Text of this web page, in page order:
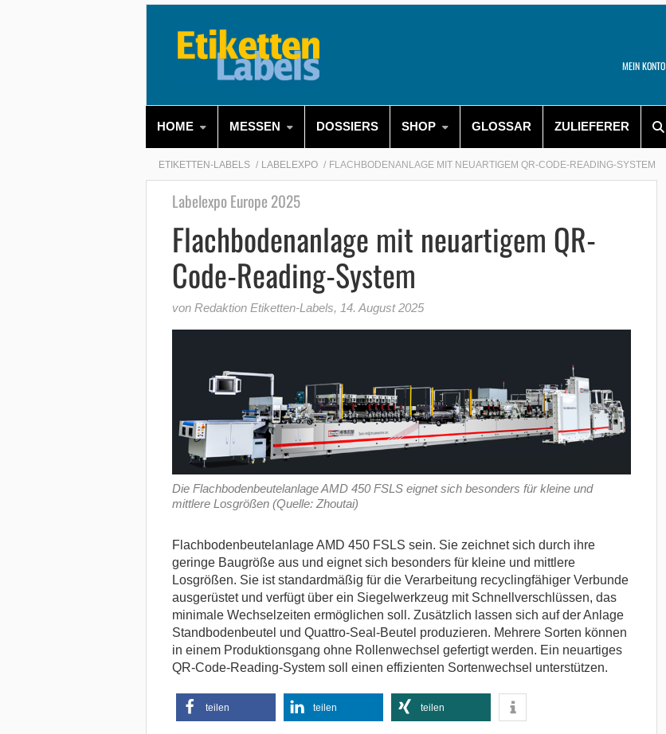
MEIN KONTO
HOME MESSEN DOSSIERS SHOP GLOSSAR ZULIEFERER
ETIKETTEN-LABELS LABELEXPO FLACHBODENANLAGE MIT NEUARTIGEM QR-CODE-READING-SYSTEM
Labelexpo Europe 2025
Flachbodenanlage mit neuartigem QR-
Code-Reading-System
von Redaktion Etiketten-Labels, 14. August 2025
Die Flachbodenbeutelanlage AMD 450 FSLS eignet sich besonders für kleine und
mittlere Losgrößen (Quelle: Zhoutai)
Flachbodenbeutelanlage AMD 450 FSLS sein. Sie zeichnet sich durch ihre
geringe Baugröße aus und eignet sich besonders für kleine und mittlere
Losgrößen. Sie ist standardmäßig für die Verarbeitung recyclingfähiger Verbunde
ausgerüstet und verfügt über ein Siegelwerkzeug mit Schnellverschlüssen, das
minimale Wechselzeiten ermöglichen soll. Zusätzlich lassen sich auf der Anlage
Standbodenbeutel und Quattro-Seal-Beutel produzieren. Mehrere Sorten können
in einem Produktionsgang ohne Rollenwechsel gefertigt werden. Ein neuartiges
QR-Code-Reading-System soll einen effizienten Sortenwechsel unterstützen.
teilen teilen teilen